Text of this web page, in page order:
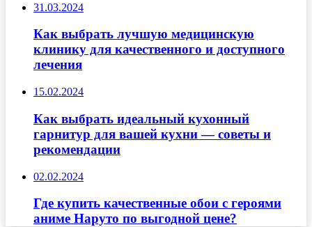
31.03.2024
Как выбрать лучшую медицинскую
клинику для качественного и доступного
лечения
15.02.2024
Как выбрать идеальный кухонный
гарнитур для вашей кухни — советы и
рекомендации
02.02.2024
Где купить качественные обои с героями
аниме Наруто по выгодной цене?